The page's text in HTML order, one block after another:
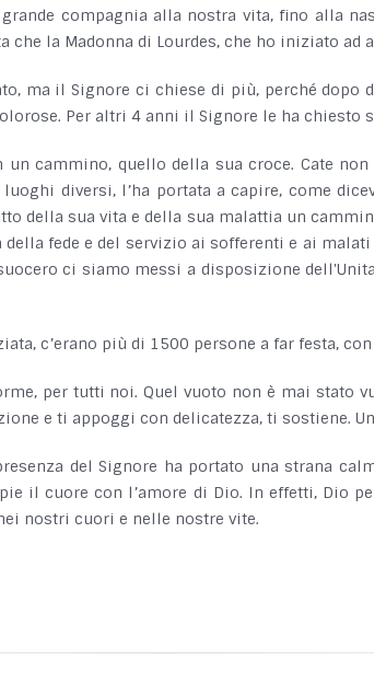
compagnia alla nostra vita, fino alla
la Madonna di Lourdes, che ho iniziato ad
ma il Signore ci chiese di più, perché dopo
Per altri 4 anni il Signore le ha chiesto
cammino, quello della sua croce. Cate
diversi, l’ha portata a capire, come
della sua vita e della sua malattia un
fede e del servizio ai sofferenti e ai
ci siamo messi a disposizione
c’erano più di 1500 persone a far festa,
per tutti noi. Quel vuoto non è mai stato
e ti appoggi con delicatezza, ti sostiene.
del Signore ha portato una strana
il cuore con l’amore di Dio. In effetti, Dio
nostri cuori e nelle nostre vite.